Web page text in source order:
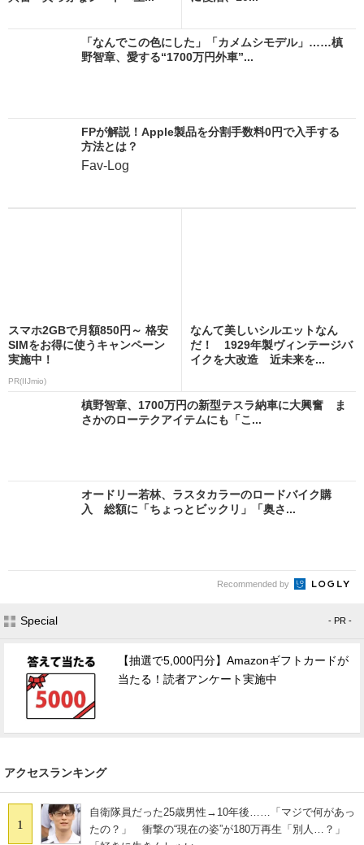
「なんでこの色にした」「カメムシモデル」……槙
野智章、愛する“1700万円外車”...
FPが解説！Apple製品を分割手数料0円で入手する
方法とは？
Fav-Log
スマホ2GBで月額850円～ 格安
SIMをお得に使うキャンペーン
実施中！
PR(IIJmio)
なんて美しいシルエットなん
だ！ 1929年製ヴィンテージバ
イクを大改造 近未来を...
槙野智章、1700万円の新型テスラ納車に大興奮 ま
さかのローテクアイテムにも「こ...
オードリー若林、ラスタカラーのロードバイク購
入 総額に「ちょっとビックリ」「奥さ...
Recommended by
Special - PR -
【抽選で5,000円分】Amazonギフトカードが
当たる！読者アンケート実施中
アクセスランキング
1
自衛隊員だった25歳男性→10年後……「マジで何があっ
たの？」 衝撃の“現在の姿”が180万再生「別人…？」